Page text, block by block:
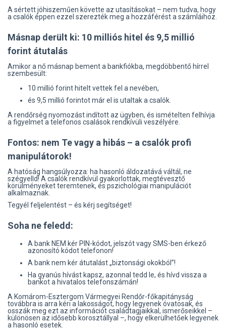
A sértett jóhiszeműen követte az utasításokat – nem tudva, hogy
a csalók éppen ezzel szerezték meg a hozzáférést a számláihoz.
Másnap derült ki: 10 milliós hitel és 9,5 millió
forint átutalás
Amikor a nő másnap bement a bankfiókba, megdöbbentő hírrel
szembesült:
10 millió forint hitelt vettek fel a nevében,
és 9,5 millió forintot már el is utaltak a csalók.
A rendőrség nyomozást indított az ügyben, és ismételten felhívja
a figyelmet a telefonos csalások rendkívüli veszélyére.
Fontos: nem Te vagy a hibás – a csalók profi
manipulátorok!
A hatóság hangsúlyozza: ha hasonló áldozatává váltál, ne
szégyelld! A csalók rendkívül gyakorlottak, megtévesztő
körülményeket teremtenek, és pszichológiai manipulációt
alkalmaznak.
Tegyél feljelentést – és kérj segítséget!
Soha ne feledd:
A bank NEM kér PIN-kódot, jelszót vagy SMS-ben érkező
azonosító kódot telefonon!
A bank nem kér átutalást „biztonsági okokból”!
Ha gyanús hívást kapsz, azonnal tedd le, és hívd vissza a
bankot a hivatalos telefonszámán!
A Komárom-Esztergom Vármegyei Rendőr-főkapitányság
továbbra is arra kéri a lakosságot, hogy legyenek óvatosak, és
osszák meg ezt az információt családtagjaikkal, ismerőseikkel –
különösen az idősebb korosztállyal –, hogy elkerülhetőek legyenek
a hasonló esetek.